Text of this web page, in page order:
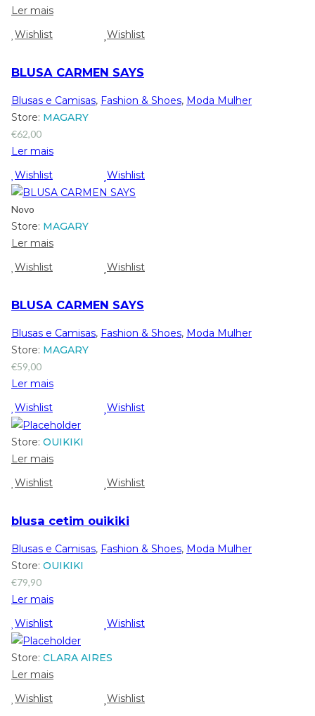
Ler mais
Wishlist
Wishlist
BLUSA CARMEN SAYS
Blusas e Camisas, Fashion & Shoes, Moda Mulher
Store: MAGARY
€62,00
Ler mais
Wishlist
Wishlist
Novo
Store: MAGARY
Ler mais
Wishlist
Wishlist
BLUSA CARMEN SAYS
Blusas e Camisas, Fashion & Shoes, Moda Mulher
Store: MAGARY
€59,00
Ler mais
Wishlist
Wishlist
Store: OUIKIKI
Ler mais
Wishlist
Wishlist
blusa cetim ouikiki
Blusas e Camisas, Fashion & Shoes, Moda Mulher
Store: OUIKIKI
€79,90
Ler mais
Wishlist
Wishlist
Store: CLARA AIRES
Ler mais
Wishlist
Wishlist